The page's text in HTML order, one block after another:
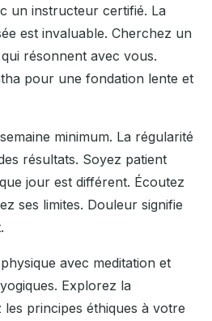
un instructeur certifié. La
est invaluable. Cherchez un
résonnent avec vous.
pour une fondation lente et
minimum. La régularité
résultats. Soyez patient
jour est différent. Écoutez
ses limites. Douleur signifie
avec meditation et
Explorez la
principes éthiques à votre